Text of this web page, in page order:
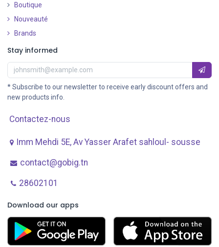
Boutique
Nouveauté
Brands
Stay informed
* Subscribe to our newsletter to receive early discount offers and
new products info.
Contactez-nous
Imm Mehdi 5E, Av ​Yasser Arafet sahloul- sousse
contact@gobig.tn
28602101
Download our apps